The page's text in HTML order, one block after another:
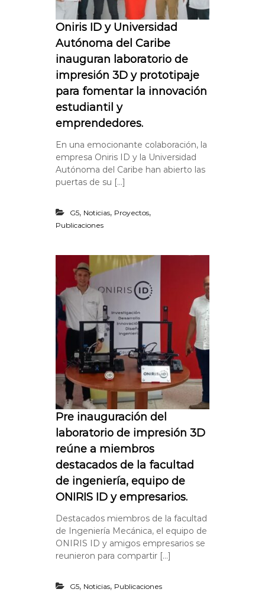
Oniris ID y Universidad
Autónoma del Caribe
inauguran laboratorio de
impresión 3D y prototipaje
para fomentar la innovación
estudiantil y
emprendedores.
En una emocionante colaboración, la
empresa Oniris ID y la Universidad
Autónoma del Caribe han abierto las
puertas de su […]
G5, Noticias, Proyectos,
Publicaciones
Pre inauguración del
laboratorio de impresión 3D
reúne a miembros
destacados de la facultad
de ingeniería, equipo de
ONIRIS ID y empresarios.
Destacados miembros de la facultad
de Ingeniería Mecánica, el equipo de
ONIRIS ID y amigos empresarios se
reunieron para compartir […]
G5, Noticias, Publicaciones